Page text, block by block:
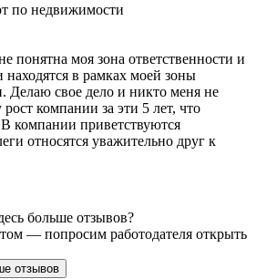
по недвижимости
понятна моя зона ответственности и
находятся в рамках моей зоны
Делаю свое дело и никто меня не
компании за эти 5 лет, что
компании приветствуются
относятся уважительно друг к
больше отзывов?
— попросим работодателя открыть
отзывов